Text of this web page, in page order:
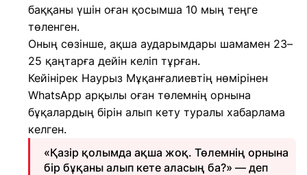
баққаны үшін оған қосымша 10 мың теңге
төленген.
Оның сөзінше, ақша аударымдары шамамен 23–
25 қаңтарға дейін келіп тұрған.
Кейінірек Наурыз Мұқанғалиевтің нөмірінен
WhatsApp арқылы оған төлемнің орнына
бұқалардың бірін алып кету туралы хабарлама
келген.
«Қазір қолымда ақша жоқ. Төлемнің орнына
бір бұқаны алып кете аласың ба?» — деп